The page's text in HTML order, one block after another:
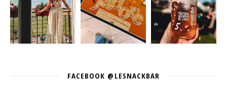
FACEBOOK @LESNACKBAR